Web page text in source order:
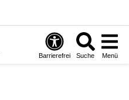
Barrierefrei Suche Menü